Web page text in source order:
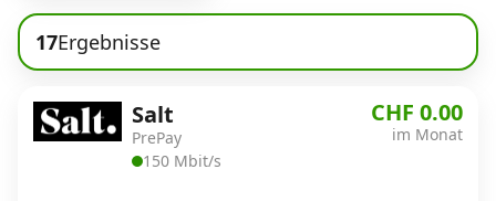
Handy-Abo-Aktionen
Handy-Abo kündigen oder
Alle Mobile-Vergleiche
17Ergebnisse
Salt
PrePay
150 Mbit/s
CHF 0.00
im Monat